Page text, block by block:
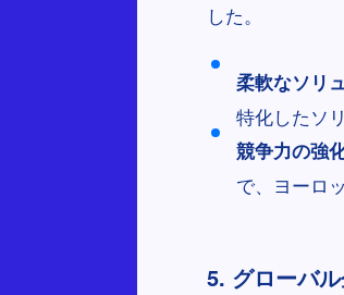
した。
柔軟なソリ
特化したソ
競争力の強
で、ヨーロ
5. グローバ